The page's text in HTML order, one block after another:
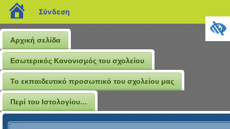
blogs.sch.gr
Σύνδεση
Αρχική σελίδα
Εσωτερικός Κανονισμός του σχολείου
Το εκπαιδευτικό προσωπικό του σχολείου μας
Περί του Ιστολογίου…